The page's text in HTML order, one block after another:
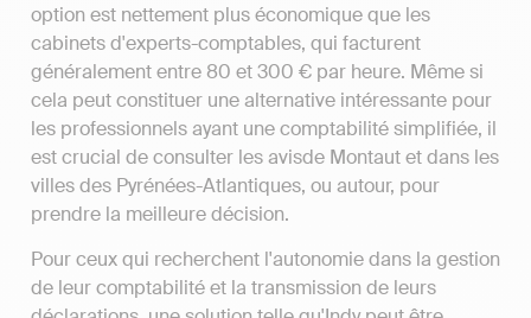
option est nettement plus économique que les
cabinets d'experts-comptables, qui facturent
généralement entre 80 et 300 € par heure. Même si
cela peut constituer une alternative intéressante pour
les professionnels ayant une comptabilité simplifiée, il
est crucial de consulter les avisde Montaut et dans les
villes des Pyrénées-Atlantiques, ou autour, pour
prendre la meilleure décision.
Pour ceux qui recherchent l'autonomie dans la gestion
de leur comptabilité et la transmission de leurs